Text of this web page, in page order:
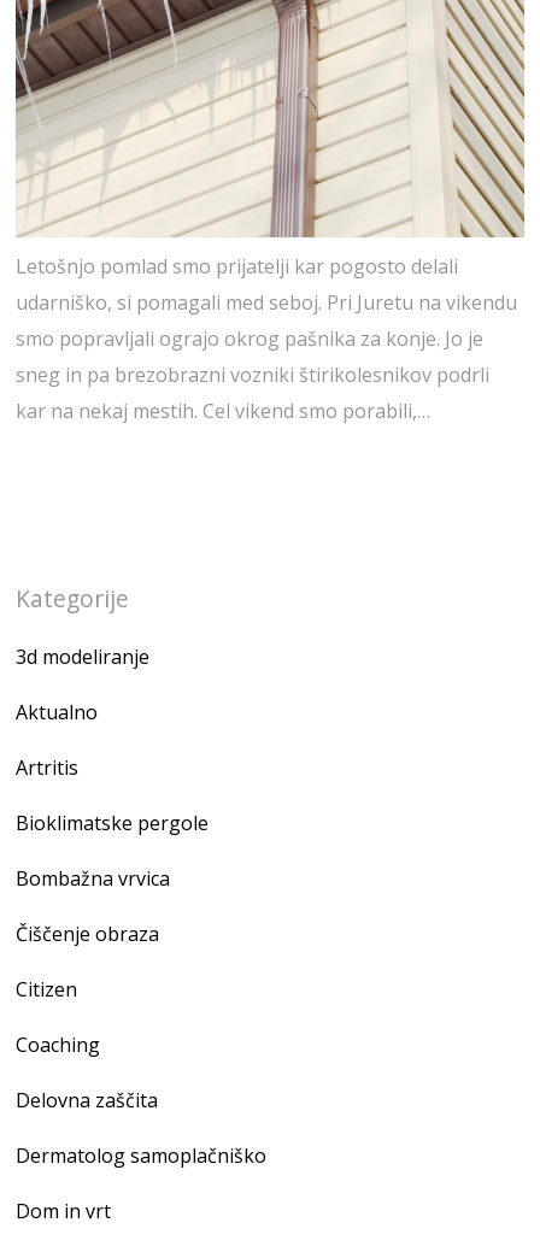
Letošnjo pomlad smo prijatelji kar pogosto delali
udarniško, si pomagali med seboj. Pri Juretu na vikendu
smo popravljali ograjo okrog pašnika za konje. Jo je
sneg in pa brezobrazni vozniki štirikolesnikov podrli
kar na nekaj mestih. Cel vikend smo porabili,…
Kategorije
3d modeliranje
Aktualno
Artritis
Bioklimatske pergole
Bombažna vrvica
Čiščenje obraza
Citizen
Coaching
Delovna zaščita
Dermatolog samoplačniško
Dom in vrt